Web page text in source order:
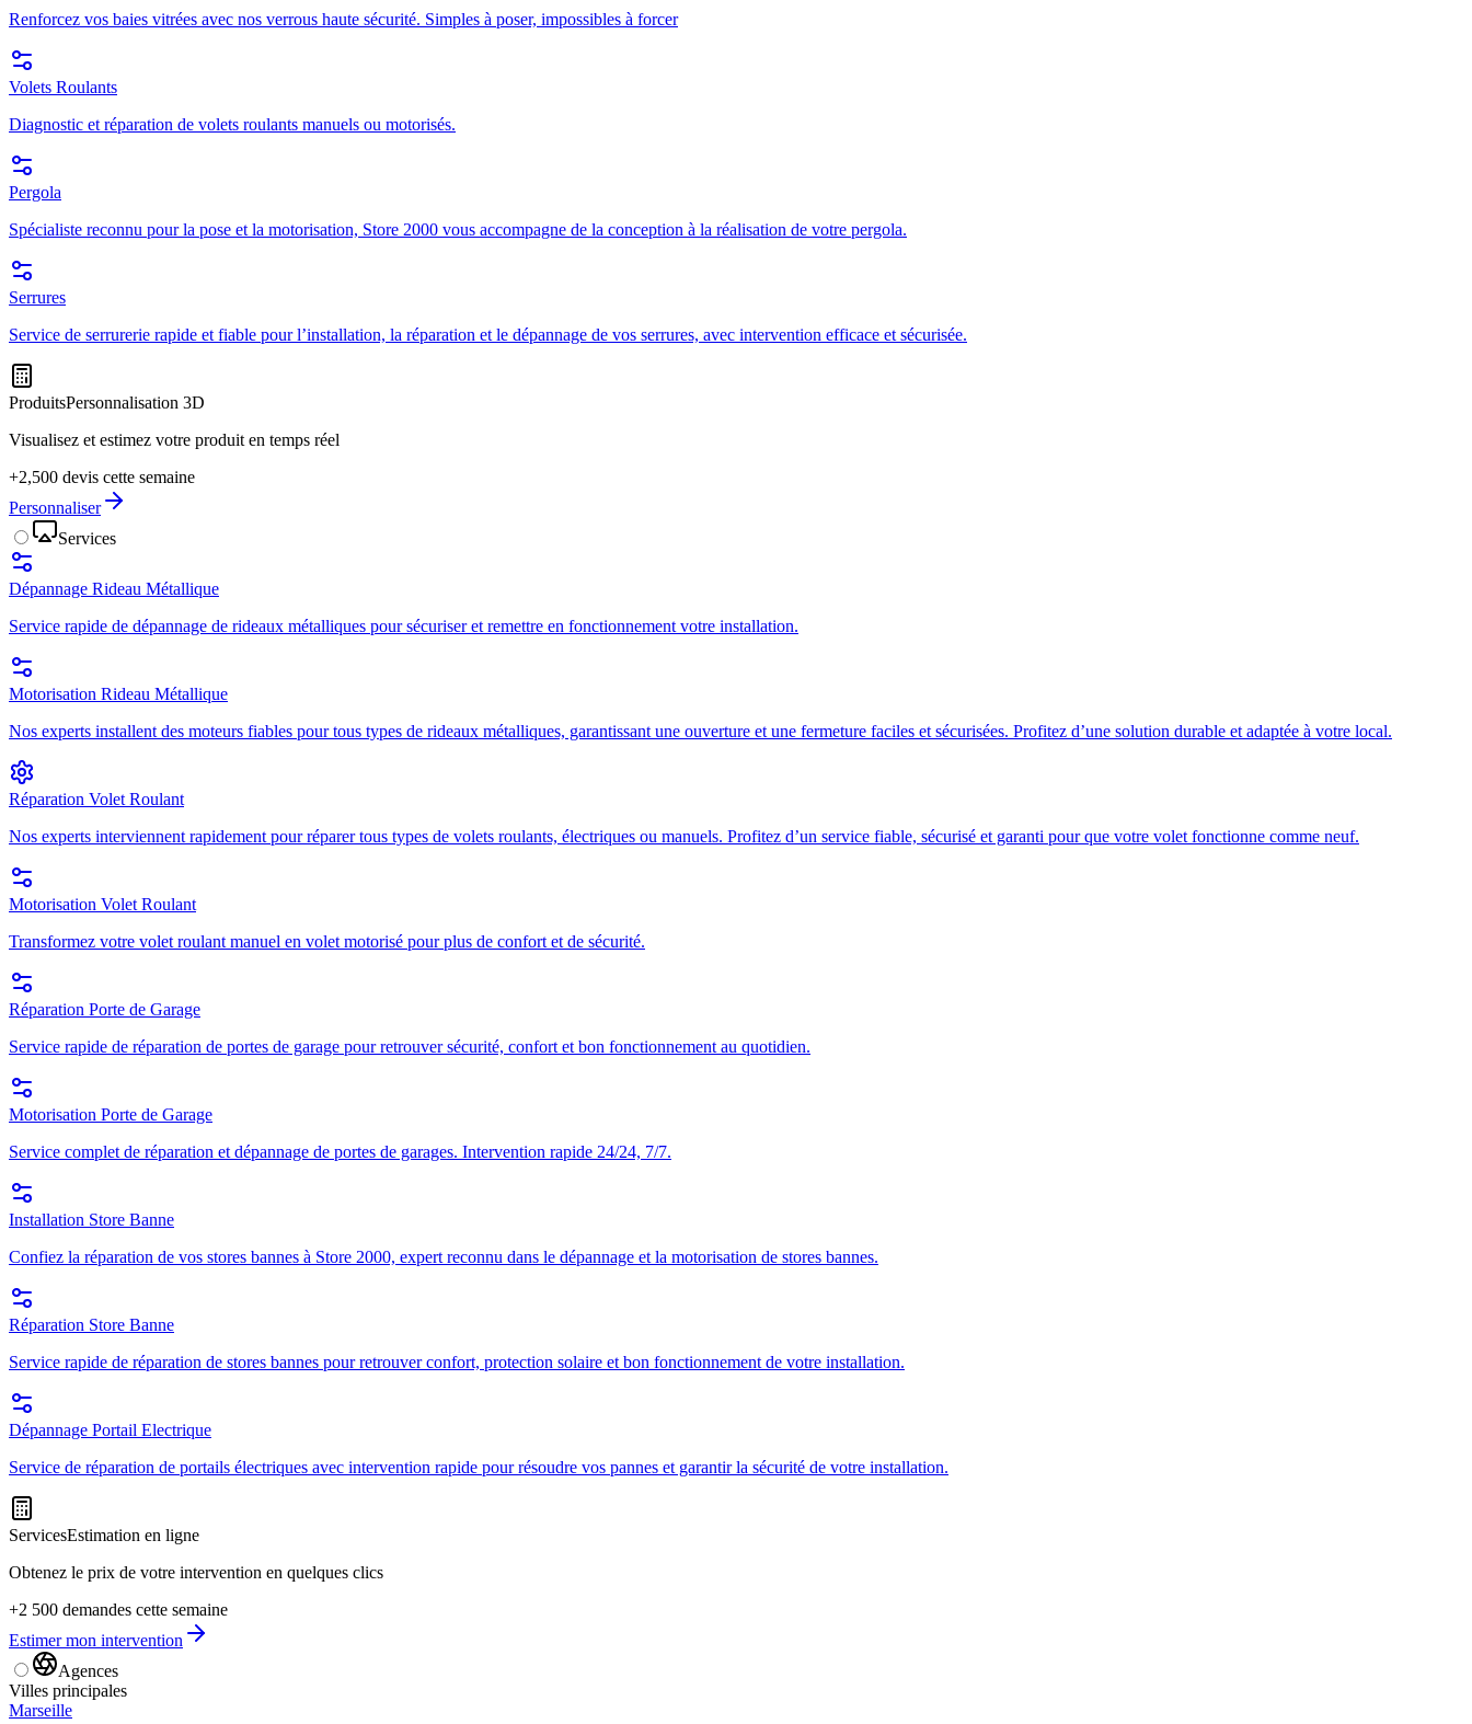
Renforcez vos baies vitrées avec nos verrous haute sécurité. Simples à poser, impossibles à forcer
Volets Roulants
Diagnostic et réparation de volets roulants manuels ou motorisés.
Pergola
Spécialiste reconnu pour la pose et la motorisation, Store 2000 vous accompagne de la conception à la réalisation de votre pergola.
Serrures
Service de serrurerie rapide et fiable pour l’installation, la réparation et le dépannage de vos serrures, avec intervention efficace et sécurisée.
ProduitsPersonnalisation 3D
Visualisez et estimez votre produit en temps réel
+2,500 devis cette semaine
Personnaliser
Services
Dépannage Rideau Métallique
Service rapide de dépannage de rideaux métalliques pour sécuriser et remettre en fonctionnement votre installation.
Motorisation Rideau Métallique
Nos experts installent des moteurs fiables pour tous types de rideaux métalliques, garantissant une ouverture et une fermeture faciles et sécurisées. Profitez d’une solution durable et adaptée à votre local.
Réparation Volet Roulant
Nos experts interviennent rapidement pour réparer tous types de volets roulants, électriques ou manuels. Profitez d’un service fiable, sécurisé et garanti pour que votre volet fonctionne comme neuf.
Motorisation Volet Roulant
Transformez votre volet roulant manuel en volet motorisé pour plus de confort et de sécurité.
Réparation Porte de Garage
Service rapide de réparation de portes de garage pour retrouver sécurité, confort et bon fonctionnement au quotidien.
Motorisation Porte de Garage
Service complet de réparation et dépannage de portes de garages. Intervention rapide 24/24, 7/7.
Installation Store Banne
Confiez la réparation de vos stores bannes à Store 2000, expert reconnu dans le dépannage et la motorisation de stores bannes.
Réparation Store Banne
Service rapide de réparation de stores bannes pour retrouver confort, protection solaire et bon fonctionnement de votre installation.
Dépannage Portail Electrique
Service de réparation de portails électriques avec intervention rapide pour résoudre vos pannes et garantir la sécurité de votre installation.
ServicesEstimation en ligne
Obtenez le prix de votre intervention en quelques clics
+2 500 demandes cette semaine
Estimer mon intervention
Agences
Villes principales
Marseille